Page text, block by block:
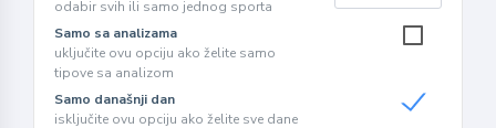
odabir svih ili samo jednog sporta
Samo sa analizama
uključite ovu opciju ako želite samo
tipove sa analizom
Samo današnji dan
isključite ovu opciju ako želite sve dane